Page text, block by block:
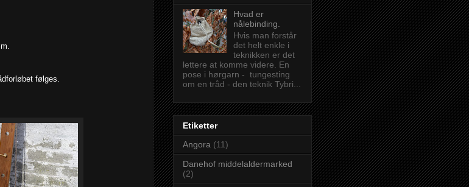
følges.
Hvad er
nålebinding.
Hvis man forstår
det helt enkle i
teknikken er det
lettere at komme videre. En
pose i hørgarn - tungesting
om en tråd - den teknik Tybri...
Etiketter
Angora (11)
Danehof middelaldermarked
(2)